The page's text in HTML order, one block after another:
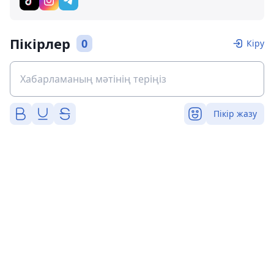
Пікірлер 0 Кіру
Пікір жазу